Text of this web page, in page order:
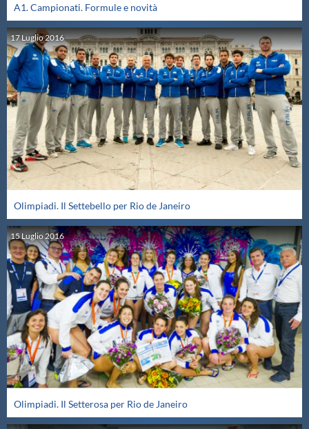
Mappa del sito
A1. Campionati. Formule e novità
17Luglio2016
Olimpiadi. Il Settebello per Rio de Janeiro
15Luglio2016
Olimpiadi. Il Setterosa per Rio de Janeiro